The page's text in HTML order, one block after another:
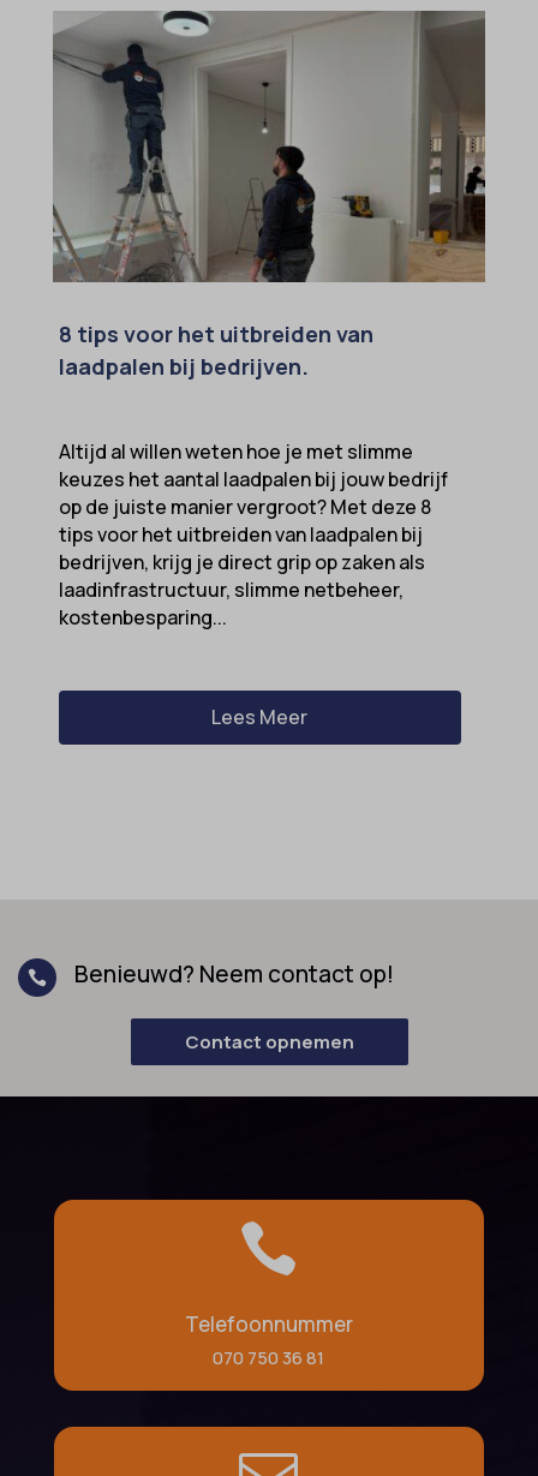
8 tips voor het uitbreiden van
laadpalen bij bedrijven.
Altijd al willen weten hoe je met slimme
keuzes het aantal laadpalen bij jouw bedrijf
op de juiste manier vergroot? Met deze 8
tips voor het uitbreiden van laadpalen bij
bedrijven, krijg je direct grip op zaken als
laadinfrastructuur, slimme netbeheer,
kostenbesparing...
Lees Meer
 Benieuwd? Neem contact op!
Contact opnemen

Telefoonnummer
070 750 36 81